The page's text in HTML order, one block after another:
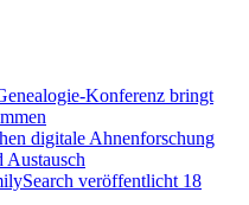
Konferenz bringt
digitale Ahnenforschung
Austausch
veröffentlicht 18